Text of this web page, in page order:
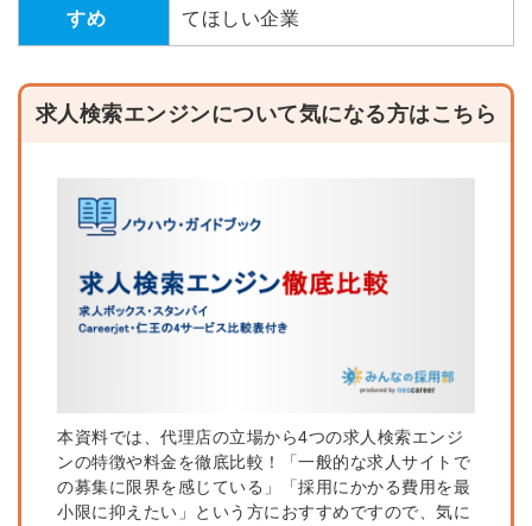
すめ てほしい企業
求人検索エンジンについて気になる方はこちら
本資料では、代理店の立場から4つの求人検索エンジ
ンの特徴や料金を徹底比較！「一般的な求人サイトで
の募集に限界を感じている」「採用にかかる費用を最
小限に抑えたい」という方におすすめですので、気に